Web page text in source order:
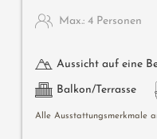
Max.: 4 Personen
Aussicht auf eine
Balkon/Terrasse
Alle Ausstattungsmerkmale